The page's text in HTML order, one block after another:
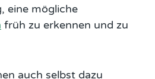
eine mögliche
früh zu erkennen und zu
auch selbst dazu